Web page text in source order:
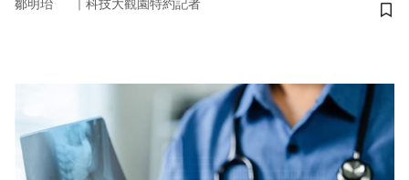
鄒明珆 科技大觀園特約記者
儲